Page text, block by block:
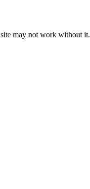
may not work without it.